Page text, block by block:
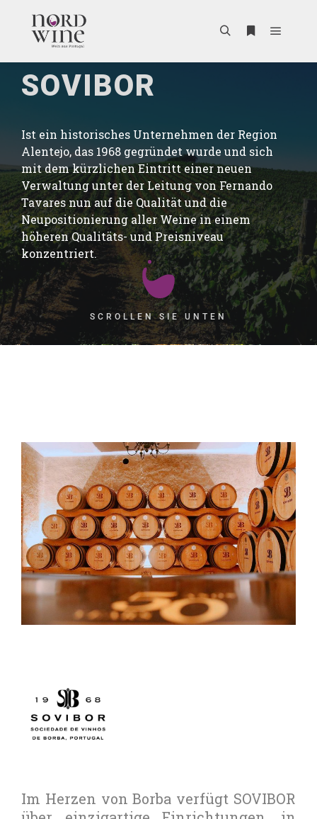
SOVIBOR
Ist ein historisches Unternehmen der Region
Alentejo, das 1968 gegründet wurde und sich
mit dem kürzlichen Eintritt einer neuen
Verwaltung unter der Leitung von Fernando
Tavares nun auf die Qualität und die
Neupositionierung aller Weine in einem
höheren Qualitäts- und Preisniveau
konzentriert.
SCROLLEN SIE UNTEN
Im Herzen von Borba verfügt SOVIBOR